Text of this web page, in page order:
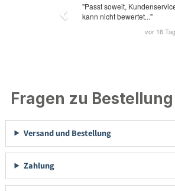
Fragen zu
Versand und Bestellung
Zahlung